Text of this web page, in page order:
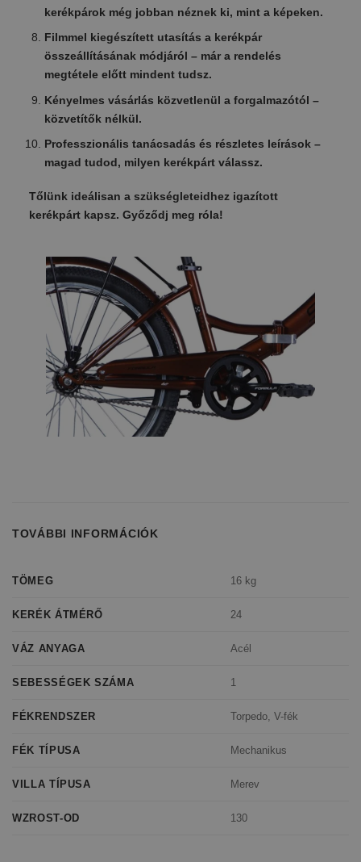
kerékpárok még jobban néznek ki, mint a képeken.
Filmmel kiegészített utasítás a kerékpár
összeállításának módjáról – már a rendelés
megtétele előtt mindent tudsz.
Kényelmes vásárlás közvetlenül a forgalmazótól –
közvetítők nélkül.
Professzionális tanácsadás és részletes leírások –
magad tudod, milyen kerékpárt válassz.
Tőlünk ideálisan a szükségleteidhez igazított
kerékpárt kapsz. Győződj meg róla!
TOVÁBBI INFORMÁCIÓK
TÖMEG 16 kg
KERÉK ÁTMÉRŐ 24
VÁZ ANYAGA Acél
SEBESSÉGEK SZÁMA 1
FÉKRENDSZER Torpedo, V-fék
FÉK TÍPUSA Mechanikus
VILLA TÍPUSA Merev
WZROST-OD 130